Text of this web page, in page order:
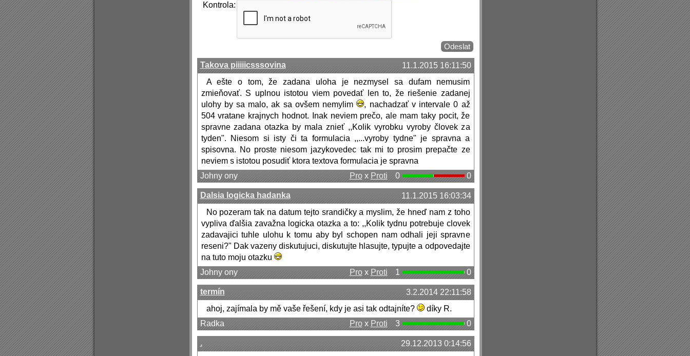
Kontrola:
11.1.2015 16:11:50
Takova piiiiicsssovina
A ešte o tom, že zadana uloha je nezmysel sa dufam nemusim
zmieňovať. S uplnou istotou viem povedať len to, že riešenie zadanej
ulohy by sa malo, ak sa ovšem nemylim
, nachadzať v intervale 0 až
504 vratane krajnych hodnot. Inak neviem prečo, ale mam taky pocit, že
spravne zadana otazka by mala znieť ,,Kolik vyrobku vyroby človek za
tyden". Niesom si isty či ta formulacia ,,...vyroby tydne" je spravna a
spisovna. No proste niesom jazykovedec tak mi to prosim prepačte ze
neviem s istotou posudiť ktora textova formulacia je spravna
Johny ony
Prox Proti 0 0
11.1.2015 16:03:34
Dalsia logicka hadanka
No pozeram tak na datum tejto srandičky a myslim, že hneď nam z toho
vypliva ďalšia zavažna logicka otazka a to: ,,Kolik tydnu potrebuje clovek
zadavajici tuhle ulohu k tomu aby byl schopen nam odhali jeji spravne
reseni?" Dak vazeny diskutujuci, diskutujte hlasujte, typujte a odpovedajte
na tuto moju otazku
Johny ony
Prox Proti 1 0
3.2.2014 22:11:58
termín
ahoj, zajímala by mě vaše řešení, kdy je asi tak odtajníte?
díky R.
Radka
Prox Proti 3 0
29.12.2013 0:14:56
.